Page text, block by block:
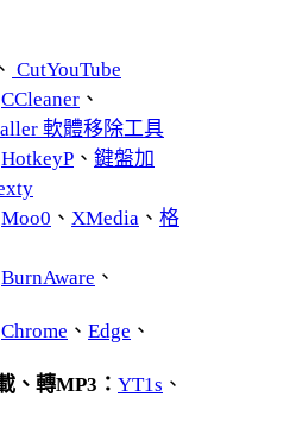
、 CutYouTube
CCleaner 、
軟體移除工具
HotkeyP 、 鍵盤加
Moo0 、 XMedia 、 格
BurnAware 、
Chrome 、 Edge 、
、轉MP3： YT1s 、